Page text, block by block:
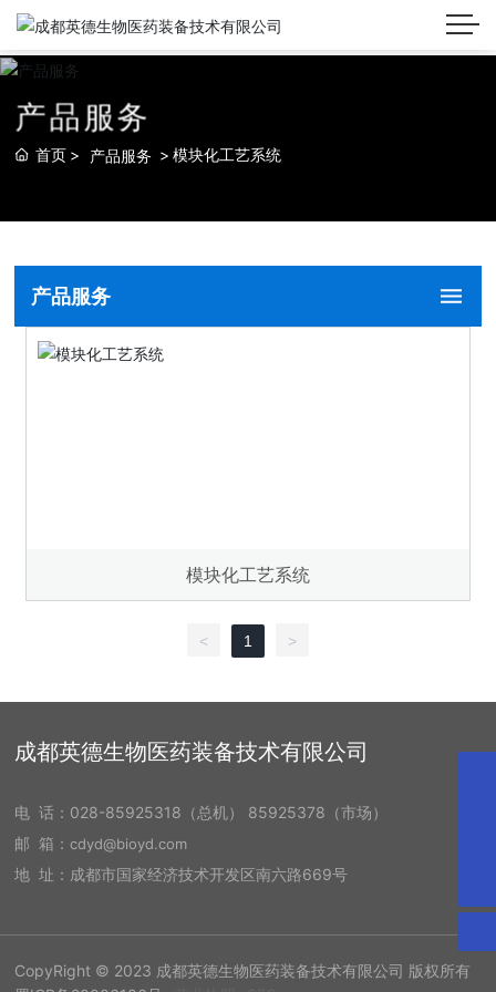
产品 服务
首页 产品服务 模块化工艺系统
产品服务
模块化工艺系统
< 1 >
成都英德生物医药装备技术有限公司
电 话： 028-85925318 （总机） 85925378 （市场）
邮 箱：cdyd@bioyd.com
地 址：成都市国家经济技术开发区南六路669号
CopyRight © 2023 成都英德生物医药装备技术有限公司 版权所有
028-85925318